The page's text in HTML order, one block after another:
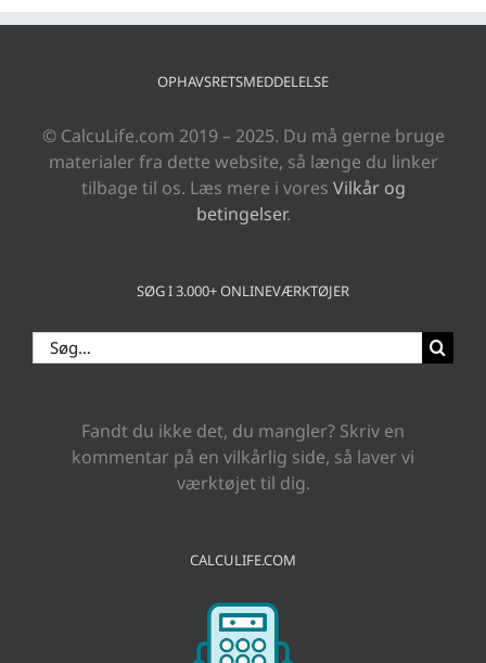
OPHAVSRETSMEDDELELSE
© CalcuLife.com 2019 – 2025. Du må gerne bruge
materialer fra dette website, så længe du linker
tilbage til os. Læs mere i vores Vilkår og
betingelser.
SØG I 3.000+ ONLINEVÆRKTØJER
Søg
efter:
Fandt du ikke det, du mangler? Skriv en
kommentar på en vilkårlig side, så laver vi
værktøjet til dig.
CALCULIFE.COM